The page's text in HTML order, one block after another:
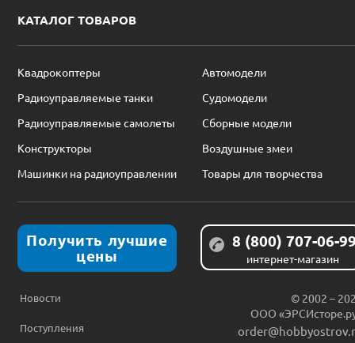
КАТАЛОГ ТОВАРОВ
Квадрокоптеры
Автомодели
Радиоуправляемые танки
Судомодели
Радиоуправляемые самолеты
Сборные модели
Конструкторы
Воздушные змеи
Машинки на радиоуправлении
Товары для творчества
Получить лучшие
цены
8 (800) 707-06-
интернет-магазин
Новости
Поступления
© 2002 –
ООО